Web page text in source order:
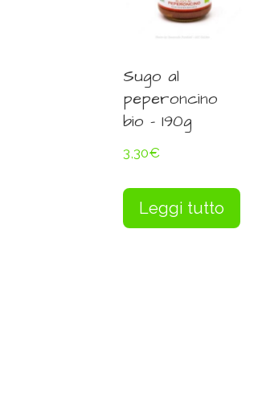
Sugo al
peperoncino
bio – 190g
3,30€
Leggi tutto